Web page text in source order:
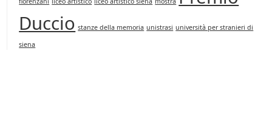
Duccio stanze della memoria unistrasi università per stranieri di
siena